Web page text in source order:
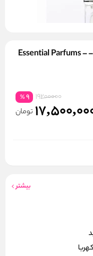
عطر اسنشیال پرفیومز بویس امپریال – Essential Parfums –
19200000
9
%
تومان
بیشتر